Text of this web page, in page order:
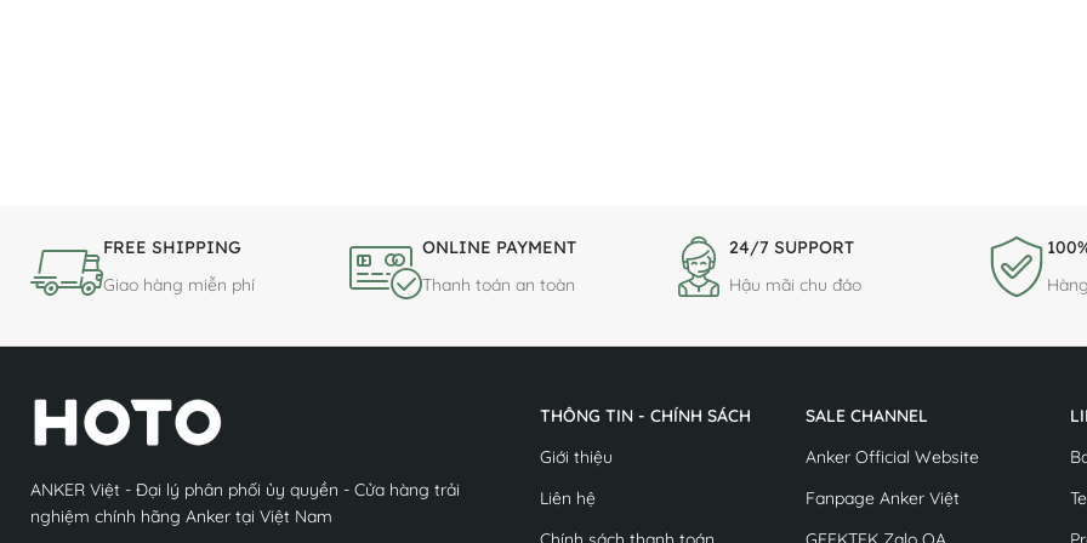
FREE SHIPPING
Giao hàng miễn phí
ONLINE PAYMENT
Thanh toán an toàn
24/7 SUPPORT
Hậu mãi chu đáo
ANKER Việt - Đại lý phân phối ủy quyền - Cửa hàng trải
nghiệm chính hãng Anker tại Việt Nam
THÔNG TIN - CHÍNH SÁCH
Giới thiệu
Liên hệ
SALE CHANNEL
Anker Official Website
Fanpage Anker Việt